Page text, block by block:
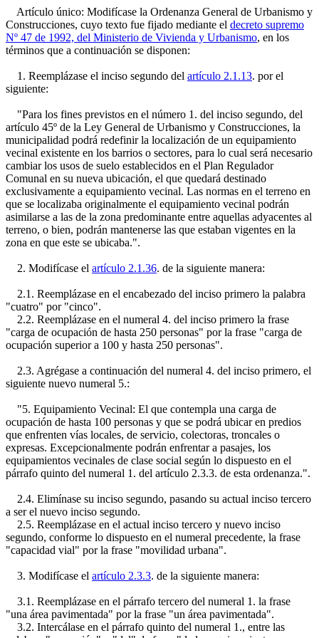
Artículo único: Modifícase la Ordenanza General de Urbanismo y
Construcciones, cuyo texto fue fijado mediante el decreto supremo
Nº 47 de 1992, del Ministerio de Vivienda y Urbanismo, en los
términos que a continuación se disponen:
1. Reemplázase el inciso segundo del artículo 2.1.13. por el
siguiente:
"Para los fines previstos en el número 1. del inciso segundo, del
artículo 45º de la Ley General de Urbanismo y Construcciones, la
municipalidad podrá redefinir la localización de un equipamiento
vecinal existente en los barrios o sectores, para lo cual será necesario
cambiar los usos de suelo establecidos en el Plan Regulador
Comunal en su nueva ubicación, el que quedará destinado
exclusivamente a equipamiento vecinal. Las normas en el terreno en
que se localizaba originalmente el equipamiento vecinal podrán
asimilarse a las de la zona predominante entre aquellas adyacentes al
terreno, o bien, podrán mantenerse las que estaban vigentes en la
zona en que este se ubicaba.".
2. Modifícase el artículo 2.1.36. de la siguiente manera:
2.1. Reemplázase en el encabezado del inciso primero la palabra
"cuatro" por "cinco".
2.2. Reemplázase en el numeral 4. del inciso primero la frase
"carga de ocupación de hasta 250 personas" por la frase "carga de
ocupación superior a 100 y hasta 250 personas".
2.3. Agrégase a continuación del numeral 4. del inciso primero, el
siguiente nuevo numeral 5.:
"5. Equipamiento Vecinal: El que contempla una carga de
ocupación de hasta 100 personas y que se podrá ubicar en predios
que enfrenten vías locales, de servicio, colectoras, troncales o
expresas. Excepcionalmente podrán enfrentar a pasajes, los
equipamientos vecinales de clase social según lo dispuesto en el
párrafo quinto del numeral 1. del artículo 2.3.3. de esta ordenanza.".
2.4. Elimínase su inciso segundo, pasando su actual inciso tercero
a ser el nuevo inciso segundo.
2.5. Reemplázase en el actual inciso tercero y nuevo inciso
segundo, conforme lo dispuesto en el numeral precedente, la frase
"capacidad vial" por la frase "movilidad urbana".
3. Modifícase el artículo 2.3.3. de la siguiente manera:
3.1. Reemplázase en el párrafo tercero del numeral 1. la frase
"una área pavimentada" por la frase "un área pavimentada".
3.2. Intercálase en el párrafo quinto del numeral 1., entre las